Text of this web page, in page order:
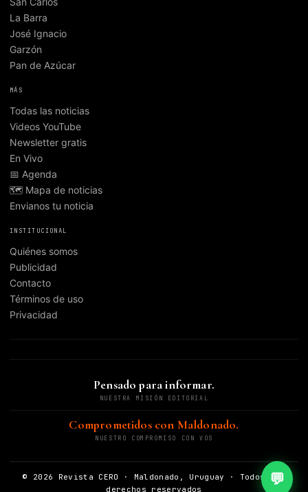
La Barra
José Ignacio
Garzón
Pan de Azúcar
MÁS
Todas las noticias
Videos YouTube
Newsletter gratis
En Vivo
📅 Agenda
🗺️ Mapa de noticias
Envianos tu noticia
INSTITUCIONAL
Quiénes somos
Publicidad
Contacto
Términos de uso
Privacidad
Pensado para informar.
NUESTRA MISIÓN EDITORIAL
Comprometidos con Maldonado.
NUESTRO COMPROMISO CON VOS
© 2026 Revista CERO · Maldonado, Uruguay · Todos los
derechos reservados
💬